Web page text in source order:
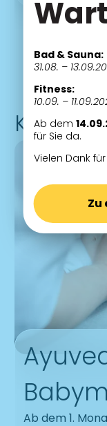
Lassen Sie
kommen und
Ihrem
Mehr erfahren
Für
Bad & Sauna:
31.08. –
Fitness:
10.09. –
Ab dem
für Sie da.
Vielen Dank
Zu